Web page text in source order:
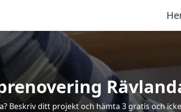
Beskriv ditt projekt och hämta 3 gratis och